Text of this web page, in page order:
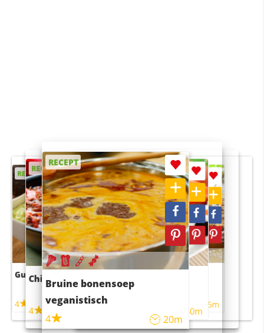
RECEPT
Guacamole
4
RECEPT
Chili con carne
4 45m
RECEPT
Bruine bonensoep
veganistisch
4
20m
RECEPT
Sushi rijstsalade
maaltijdsalade
40m
RECEPT
4 55m